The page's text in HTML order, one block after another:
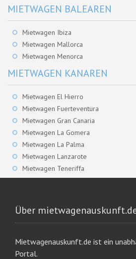
MIETWAGEN BALEAREN
Mietwagen Ibiza
Mietwagen Mallorca
Mietwagen Menorca
MIETWAGEN KANAREN
Mietwagen El Hierro
Mietwagen Fuerteventura
Mietwagen Gran Canaria
Mietwagen La Gomera
Mietwagen La Palma
Mietwagen Lanzarote
Mietwagen Teneriffa
Über
Mietwagenauskunft.de ist ein
Portal.